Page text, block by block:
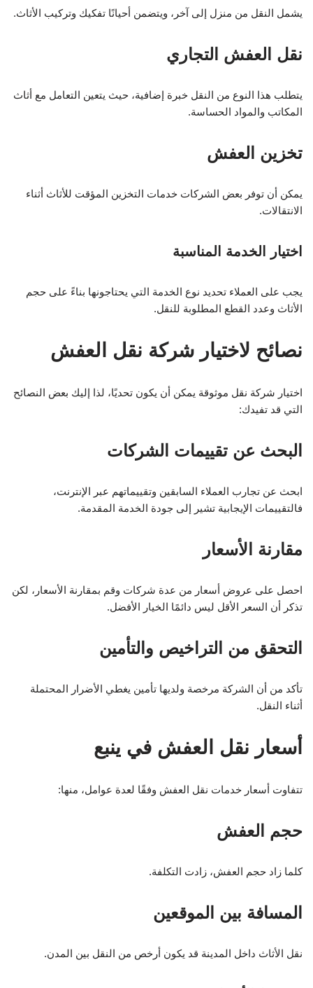
يشمل النقل من منزل إلى آخر، ويتضمن أحيانًا تفكيك وتركيب الأثاث.
نقل العفش التجاري
يتطلب هذا النوع من النقل خبرة إضافية، حيث يتعين التعامل مع أثاث
المكاتب والمواد الحساسة.
تخزين العفش
يمكن أن توفر بعض الشركات خدمات التخزين المؤقت للأثاث أثناء
الانتقالات.
اختيار الخدمة المناسبة
يجب على العملاء تحديد نوع الخدمة التي يحتاجونها بناءً على حجم
الأثاث وعدد القطع المطلوبة للنقل.
نصائح لاختيار شركة نقل العفش
اختيار شركة نقل موثوقة يمكن أن يكون تحديًا، لذا إليك بعض النصائح
التي قد تفيدك:
البحث عن تقييمات الشركات
ابحث عن تجارب العملاء السابقين وتقييماتهم عبر الإنترنت،
فالتقييمات الإيجابية تشير إلى جودة الخدمة المقدمة.
مقارنة الأسعار
احصل على عروض أسعار من عدة شركات وقم بمقارنة الأسعار، لكن
تذكر أن السعر الأقل ليس دائمًا الخيار الأفضل.
التحقق من التراخيص والتأمين
تأكد من أن الشركة مرخصة ولديها تأمين يغطي الأضرار المحتملة
أثناء النقل.
أسعار نقل العفش في ينبع
تتفاوت أسعار خدمات نقل العفش وفقًا لعدة عوامل، منها:
حجم العفش
كلما زاد حجم العفش، زادت التكلفة.
المسافة بين الموقعين
نقل الأثاث داخل المدينة قد يكون أرخص من النقل بين المدن.